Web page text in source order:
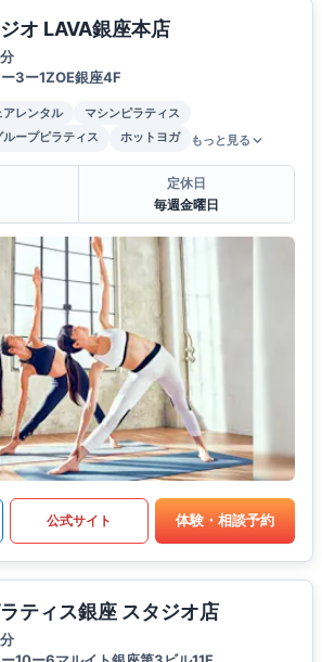
オ LAVA銀座本店
3ー1ZOE銀座4F
アレンタル
マシンピラティス
ループピラティス ホットヨガ もっと見る
定休日
毎週金曜日
公式サイト 体験・相談予約
ティス銀座 スタジオ店